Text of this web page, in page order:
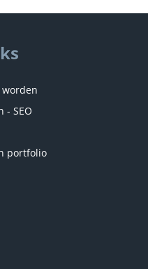
worden
- SEO
portfolio